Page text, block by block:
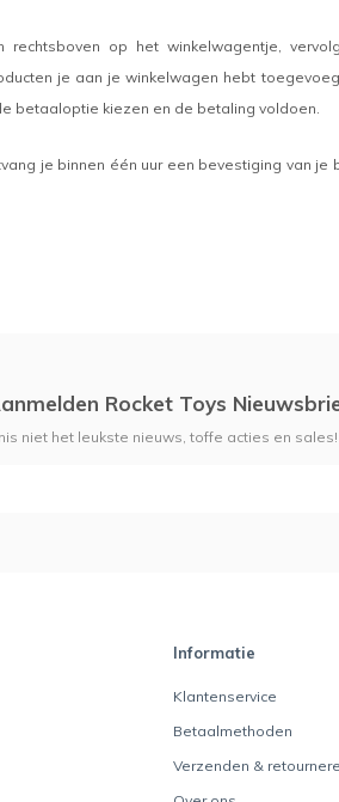
rechtsboven op het winkelwagentje,
je aan je winkelwagen hebt
betaaloptie kiezen en de betaling voldoen.
je binnen één uur een bevestiging van
Rocket Toys
niet het leukste nieuws, toffe acties en sales!
Informatie
Klantenservice
Betaalmethoden
Verzenden &